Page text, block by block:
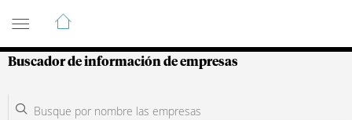
Guía de Empresas Colombianas
Buscador de información de empresas